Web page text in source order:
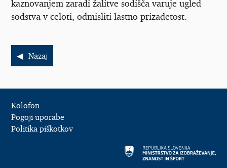
kaznovanjem zaradi žalitve sodišča varuje ugled
sodstva v celoti, odmisliti lastno prizadetost.
Nazaj
Kolofon
Pogoji uporabe
Politika piškotkov